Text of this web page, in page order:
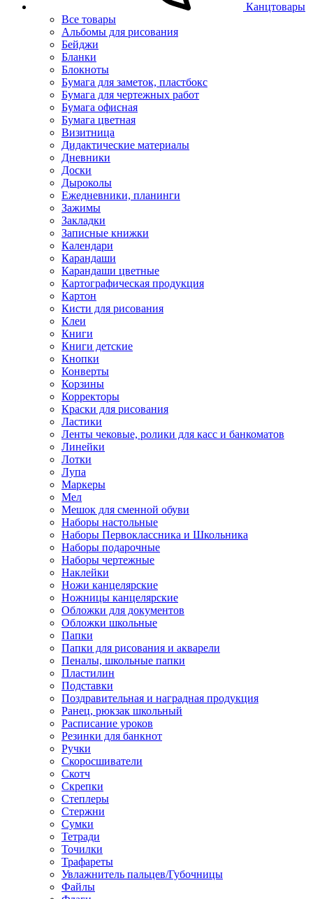
Канцтовары
Все товары
Альбомы для рисования
Бейджи
Бланки
Блокноты
Бумага для заметок, пластбокс
Бумага для чертежных работ
Бумага офисная
Бумага цветная
Визитница
Дидактические материалы
Дневники
Доски
Дыроколы
Ежедневники, планинги
Зажимы
Закладки
Записные книжки
Календари
Карандаши
Карандаши цветные
Картографическая продукция
Картон
Кисти для рисования
Клеи
Книги
Книги детские
Кнопки
Конверты
Корзины
Корректоры
Краски для рисования
Ластики
Ленты чековые, ролики для касс и банкоматов
Линейки
Лотки
Лупа
Маркеры
Мел
Мешок для сменной обуви
Наборы настольные
Наборы Первоклассника и Школьника
Наборы подарочные
Наборы чертежные
Наклейки
Ножи канцелярские
Ножницы канцелярские
Обложки для документов
Обложки школьные
Папки
Папки для рисования и акварели
Пеналы, школьные папки
Пластилин
Подставки
Поздравительная и наградная продукция
Ранец, рюкзак школьный
Расписание уроков
Резинки для банкнот
Ручки
Скоросшиватели
Скотч
Скрепки
Степлеры
Стержни
Сумки
Тетради
Точилки
Трафареты
Увлажнитель пальцев/Губочницы
Файлы